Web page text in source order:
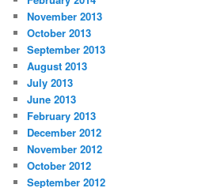
November 2013
October 2013
September 2013
August 2013
July 2013
June 2013
February 2013
December 2012
November 2012
October 2012
September 2012